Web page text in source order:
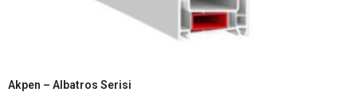
Akpen – Albatros Serisi